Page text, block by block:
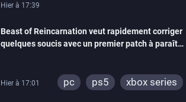
Hier à 17:39
Beast of Reincarnation veut rapidement corriger
quelques soucis avec un premier patch à paraître
Hier à 17:01 pc ps5 xbox series